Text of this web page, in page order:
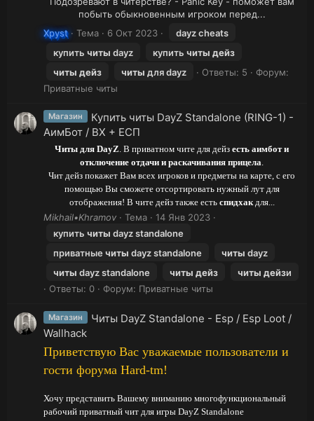
побыть обыкновенным игроком перед...​
Xpyst
Тема 6 Окт 2023
dayz cheats
купить читы dayz купить читы дейз
читы дейз читы для dayz Ответы: 5
Форум:
Приватные читы
Магазин
Купить читы DayZ Standalone (RING-1) -
АимБот / ВХ + EСП
Читы для DayZ . В приватном чите для дейз есть аимбот и
отключение отдачи и раскачивания прицела
Чит дейз покажет Вам всех игроков и предметы на карте, с его
помощью Вы сможете отсортировать нужный лут для
отображения! В чите дейз также есть спидхакдля...
Mikhail•Khramov Тема
14 Янв 2023
купить читы dayz standalone
приватные читы dayz standalone читы dayz
читы dayz standalone читы дейз читы дейзи
Ответы: 0
Форум: Приватные читы
Магазин
Читы DayZ Standalone - Esp / Esp Loot /
Wallhack
Приветствую Вас уважаемые пользователи и
гости форума Hard-tm!
Хочу представить Вашему вниманию многофункциональный
рабочий приватный чит для игры DayZ Standalone